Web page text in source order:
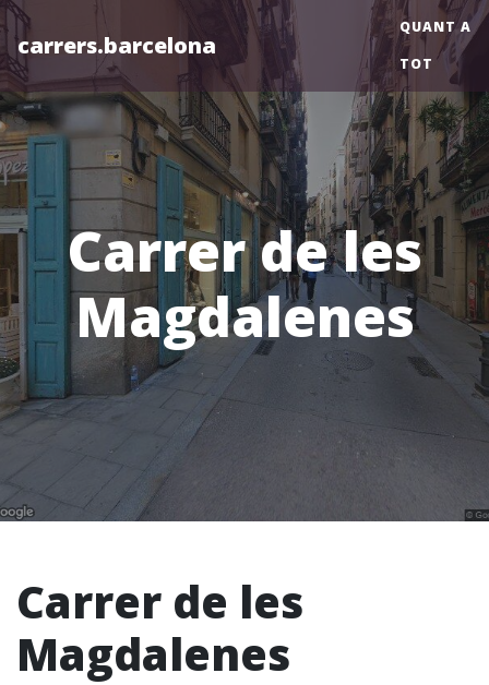
carrers.barcelona
QUANT A
TOT
Carrer de les
Magdalenes
Carrer de les
Magdalenes